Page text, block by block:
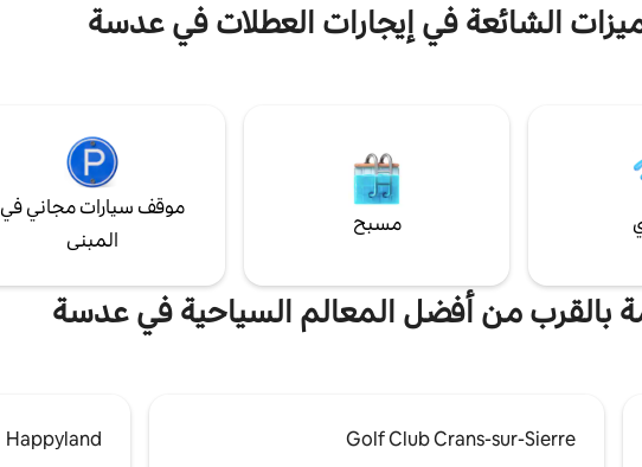
الشقة الرائعة المكونة من غرفة
تتميز بالعديد من التفاصيل
بوصة موقد مسطح ثلاجة ماكينة قهوة ميكروويف
الشائعة في إيجارات العطلات في عدسة
مسبح
موقف سيارات مجاني في
المبنى
بالقرب من أفضل المعالم السياحية في عدسة
Golf Club Crans-sur-Sierre
Happyland